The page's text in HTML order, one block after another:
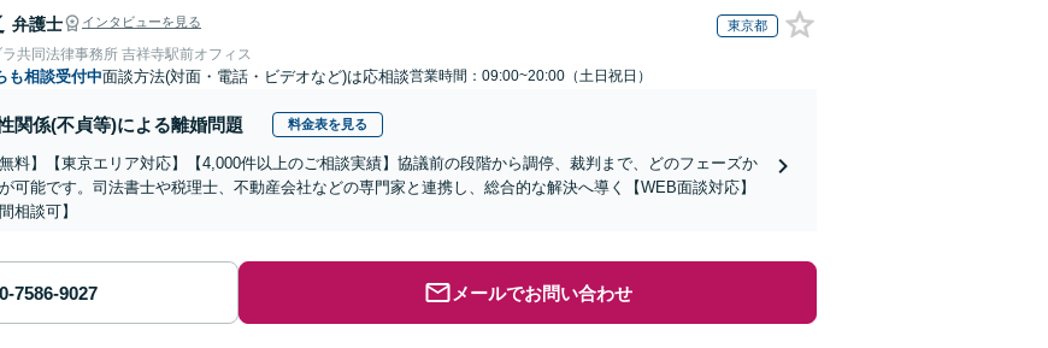
弁護士 インタビューを見る 東京都
共同法律事務所 吉祥寺駅前オフィス
も相談受付中面談方法(対面・電話・ビデオなど)は応相談営業時間：09:00~20:00（土日祝日）
関係(不貞等)による離婚問題 料金表を見る
無料】【東京エリア対応】【4,000件以上のご相談実績】協議前の段階から調停、裁判まで、どのフェーズか
可能です。司法書士や税理士、不動産会社などの専門家と連携し、総合的な解決へ導く【WEB面談対応】
相談可】
メールでお問い合わせ